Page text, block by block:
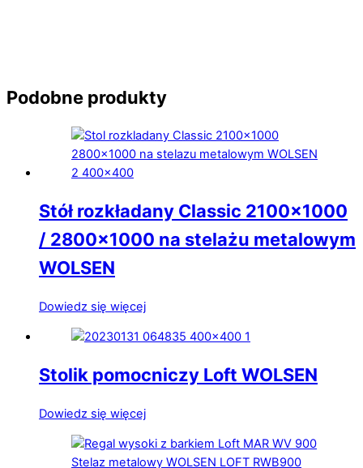
Podobne produkty
Stół rozkładany Classic 2100×1000
/ 2800×1000 na stelażu metalowym
WOLSEN
Dowiedz się więcej
Stolik pomocniczy Loft WOLSEN
Dowiedz się więcej